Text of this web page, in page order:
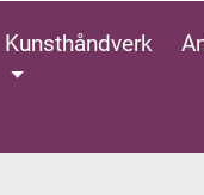
Kunsthåndverk